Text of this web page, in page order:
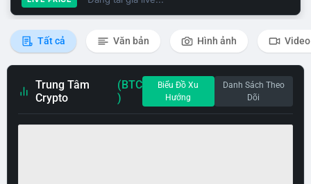
Tất cả Văn bản Hình ảnh Video
Trung Tâm
Crypto
(BTC
)
Biểu Đồ Xu
Hướng
Danh Sách Theo
Dõi